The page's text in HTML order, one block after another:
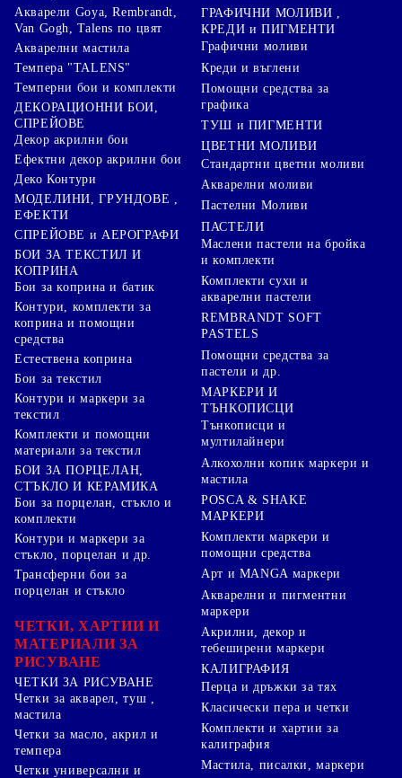
Акварели Goya, Rembrandt,
Van Gogh, Talens по цвят
Акварелни мастила
Темпера "TALENS"
Темперни бои и комплекти
ДЕКОРАЦИОННИ БОИ,
СПРЕЙОВЕ
Декор акрилни бои
Ефектни декор акрилни бои
Деко Контури
МОДЕЛИНИ, ГРУНДОВЕ ,
ЕФЕКТИ
СПРЕЙОВЕ и АЕРОГРАФИ
БОИ ЗА ТЕКСТИЛ И
КОПРИНА
Бои за коприна и батик
Контури, комплекти за
коприна и помощни
средства
Естествена коприна
Бои за текстил
Контури и маркери за
текстил
Комплекти и помощни
материали за текстил
БОИ ЗА ПОРЦЕЛАН,
СТЪКЛО И КЕРАМИКА
Бои за порцелан, стъкло и
комплекти
Контури и маркери за
стъкло, порцелан и др.
Трансферни бои за
порцелан и стъкло
ЧЕТКИ, ХАРТИИ И
МАТЕРИАЛИ ЗА
РИСУВАНЕ
ЧЕТКИ ЗА РИСУВАНЕ
Четки за акварел, туш ,
мастила
Четки за масло, акрил и
темпера
Четки универсални и
ГРАФИЧНИ МОЛИВИ ,
КРЕДИ и ПИГМЕНТИ
Графични моливи
Креди и въглени
Помощни средства за
графика
ТУШ и ПИГМЕНТИ
ЦВЕТНИ МОЛИВИ
Стандартни цветни моливи
Акварелни моливи
Пастелни Моливи
ПАСТЕЛИ
Маслени пастели на бройка
и комплекти
Комплекти сухи и
акварелни пастели
REMBRANDT SOFT
PASTELS
Помощни средства за
пастели и др.
МАРКЕРИ И
ТЪНКОПИСЦИ
Тънкописци и
мултилайнери
Алкохолни копик маркери и
мастила
POSCA & SHAKE
МАРКЕРИ
Комплекти маркери и
помощни средства
Арт и MANGA маркери
Акварелни и пигментни
маркери
Акрилни, декор и
тебеширени маркери
КАЛИГРАФИЯ
Перца и дръжки за тях
Класически пера и четки
Комплекти и хартии за
калиграфия
Мастила, писалки, маркери